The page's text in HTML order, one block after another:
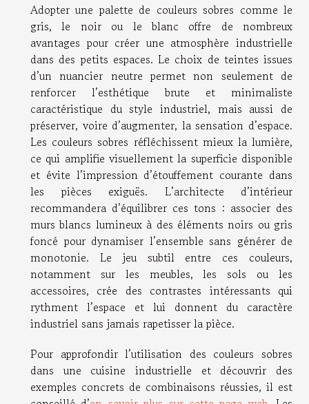
Adopter une palette de couleurs sobres comme le
gris, le noir ou le blanc offre de nombreux
avantages pour créer une atmosphère industrielle
dans des petits espaces. Le choix de teintes issues
d’un nuancier neutre permet non seulement de
renforcer l’esthétique brute et minimaliste
caractéristique du style industriel, mais aussi de
préserver, voire d’augmenter, la sensation d’espace.
Les couleurs sobres réfléchissent mieux la lumière,
ce qui amplifie visuellement la superficie disponible
et évite l’impression d’étouffement courante dans
les pièces exiguës. L’architecte d’intérieur
recommandera d’équilibrer ces tons : associer des
murs blancs lumineux à des éléments noirs ou gris
foncé pour dynamiser l’ensemble sans générer de
monotonie. Le jeu subtil entre ces couleurs,
notamment sur les meubles, les sols ou les
accessoires, crée des contrastes intéressants qui
rythment l’espace et lui donnent du caractère
industriel sans jamais rapetisser la pièce.
Pour approfondir l’utilisation des couleurs sobres
dans une cuisine industrielle et découvrir des
exemples concrets de combinaisons réussies, il est